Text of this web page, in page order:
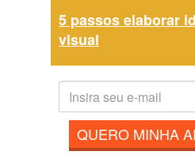
5 passos elaborar
visual
QUERO MINHA